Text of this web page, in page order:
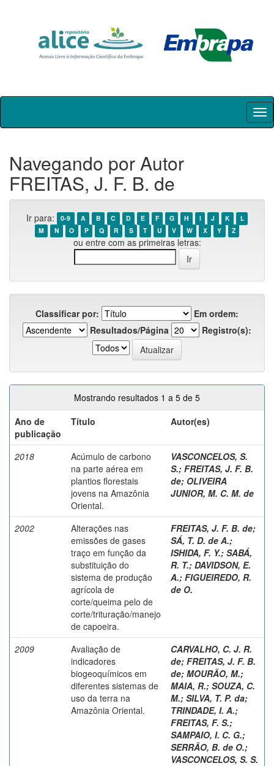
Skip
Navegando por Autor
FREITAS, J. F. B. de
Ir para: 0-9 A B C D E F G H I J K
L
M
N O P Q R S T U V W X Y Z
ou entre com as primeiras letras:
Classificar por:
Em ordem:
Resultados/Página
Registro(s):
Mostrando resultados 1 a 5 de 5
Ano de
publicação
Título Autor(es)
2018
Acúmulo de carbono
na parte aérea em
plantios florestais
jovens na Amazônia
Oriental.
VASCONCELOS, S.
S.; FREITAS, J. F. B.
de; OLIVEIRA
JUNIOR, M. C. M. de
2002
Alterações nas
emissões de gases
traço em função da
substituição do
sistema de produção
agrícola de
corte/queima pelo de
corte/trituração/manejo
de capoeira.
FREITAS, J. F. B. de;
SÁ, T. D. de A.;
ISHIDA, F. Y.; SABÁ,
R. T.; DAVIDSON, E.
A.; FIGUEIREDO, R.
de O.
2009
Avaliação de
indicadores
biogeoquímicos em
diferentes sistemas de
uso da terra na
Amazônia Oriental.
CARVALHO, C. J. R.
de; FREITAS, J. F. B.
de; MOURÃO, M.;
MAIA, R.; SOUZA, C.
M.; SILVA, T. P. da;
TRINDADE, I. A.;
FREITAS, F. S.;
SAMPAIO, I. C. G.;
SERRÃO, B. de O.;
VASCONCELOS, S. S.